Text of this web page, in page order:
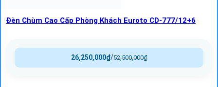
Đèn Chùm Cao Cấp Phòng Khách Euroto CD-777/12+6
52,500,000₫
/
26,250,000₫